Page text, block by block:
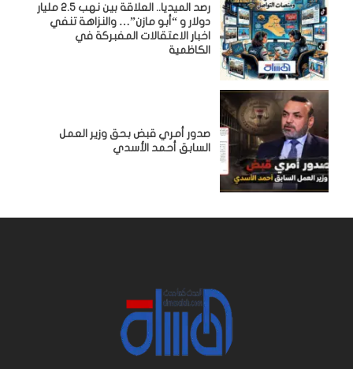
رصد الميديا.. العلاقة بين نهب 2.5 مليار
دولار و “أبو مازن”… والنزاهة تنفي
اخبار الاعتقالات المفبركة في
الكاظمية
صدور أمري قبض بحق وزير العمل
السابق أحمد الأسدي